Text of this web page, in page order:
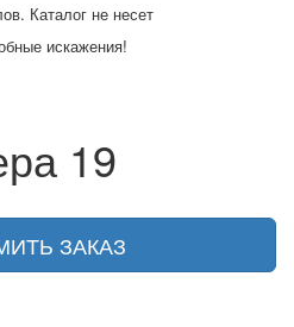
Каталог не несет
искажения!
19
ЗАКАЗ